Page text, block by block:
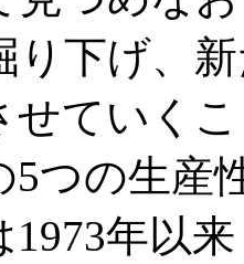
り下げ、
せていく
5つの生産
1973年以